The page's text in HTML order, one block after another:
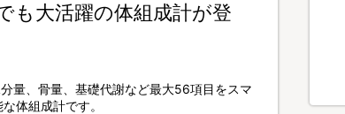
も大活躍の体組成計が登
量、骨量、基礎代謝など最大56項目をスマ
体組成計です。